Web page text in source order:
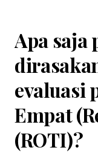
Apa saja
evaluasi
Empat
(ROTI)?